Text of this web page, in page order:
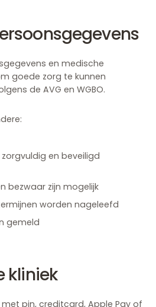
en medische
goede zorg te kunnen
de AVG en WGBO.
en beveiligd
bezwaar zijn mogelijk
worden nageleefd
gemeld
kliniek
pin, creditcard, Apple Pay of